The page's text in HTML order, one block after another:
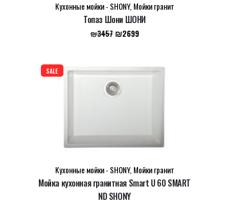
Кухонные мойки - SHONY, Мойки гранит
Топаз Шони ШОНИ
₪3457 Первоначальная
₪3457.
₪2699Текущая
SALE
Кухонные мойки - SHONY, Мойки гранит
Мойка кухонная гранитная Smart U 60 SMART
ND SHONY